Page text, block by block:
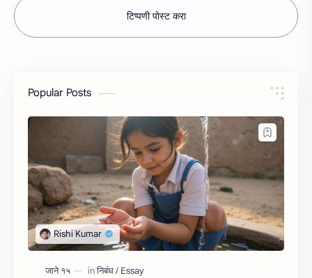
टिप्पणी पोस्ट करा
Popular Posts